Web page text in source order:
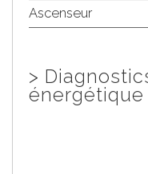
Ascenseur
>
énergétique